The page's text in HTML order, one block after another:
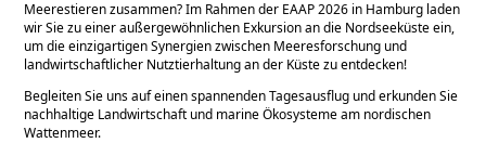
Meerestieren zusammen? Im Rahmen der EAAP 2026 in Hamburg laden
wir Sie zu einer außergewöhnlichen Exkursion an die Nordseeküste ein,
um die einzigartigen Synergien zwischen Meeresforschung und
landwirtschaftlicher Nutztierhaltung an der Küste zu entdecken!
Begleiten Sie uns auf einen spannenden Tagesausflug und erkunden Sie
nachhaltige Landwirtschaft und marine Ökosysteme am nordischen
Wattenmeer.